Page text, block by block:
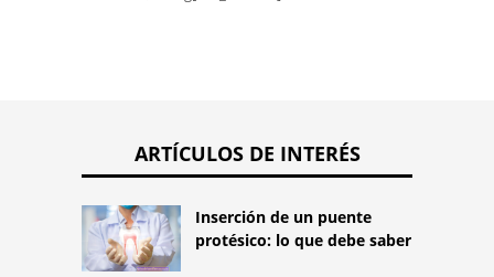
ARTÍCULOS DE INTERÉS
Inserción de un puente
protésico: lo que debe saber